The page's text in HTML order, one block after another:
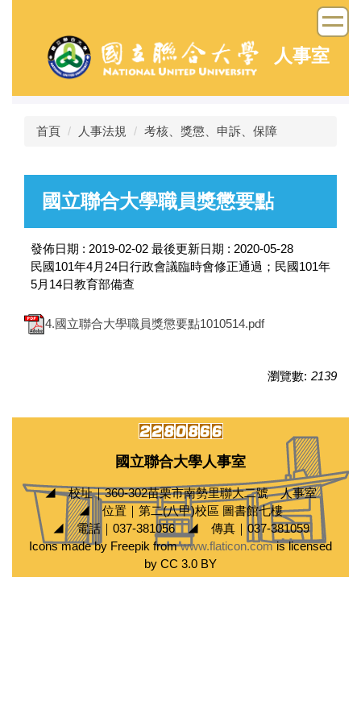
容
人事室
首頁 人事法規 考核、獎懲、申訴、保障
國立聯合大學職員獎懲要點
發佈日期 : 2019-02-02 最後更新日期 : 2020-05-28
民國101年4月24日行政會議臨時會修正通過；民國101年
5月14日教育部備查
4.國立聯合大學職員獎懲要點1010514.pdf
瀏覽數: 2139
國立聯合大學人事室
◢ 校址｜360-302苗栗市南勢里聯大二號 人事室
◢ 位置｜第二(八甲)校區 圖書館七樓
◢ 電話｜037-381056 ◢ 傳真｜037-381059
Icons made by Freepik fromwww.flaticon.comis licensed
by CC 3.0 BY